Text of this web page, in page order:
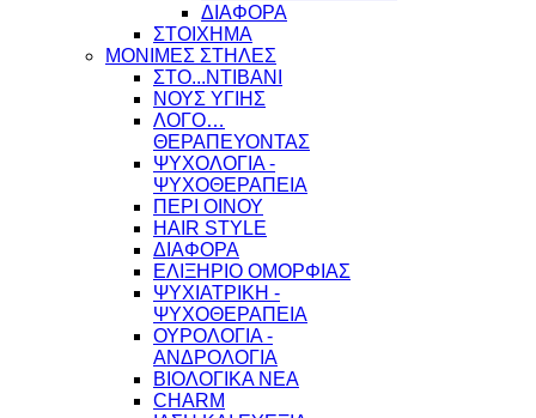
ΔΙΑΦΟΡΑ
ΣΤΟΙΧΗΜΑ
ΜΟΝΙΜΕΣ ΣΤΗΛΕΣ
ΣΤΟ...ΝΤΙΒΑΝΙ
ΝΟΥΣ ΥΓΙΗΣ
ΛΟΓΟ…
ΘΕΡΑΠΕΥΟΝΤΑΣ
ΨΥΧΟΛΟΓΙΑ -
ΨΥΧΟΘΕΡΑΠΕΙΑ
ΠΕΡΙ ΟΙΝΟΥ
HAIR STYLE
ΔΙΑΦΟΡΑ
ΕΛΙΞΗΡΙΟ ΟΜΟΡΦΙΑΣ
ΨΥΧΙΑΤΡΙΚΗ -
ΨΥΧΟΘΕΡΑΠΕΙΑ
ΟΥΡΟΛΟΓΙΑ -
ΑΝΔΡΟΛΟΓΙΑ
ΒΙΟΛΟΓΙΚΑ ΝΕΑ
CHARM